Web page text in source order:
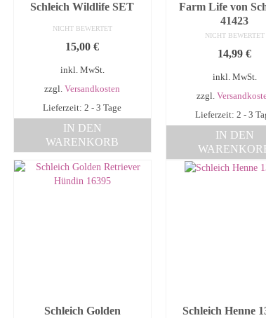
Schleich Wildlife SET
NICHT BEWERTET
15,00€
inkl. MwSt.
zzgl.Versandkosten
Lieferzeit: 2 - 3 Tage
IN DEN
WARENKORB
Farm Life von
41423
NICHT BEWERTET
14,99€
inkl. MwSt.
zzgl.
Lieferzeit: 2 - 3
IN DEN
Schleich Golden
Schleich Henne